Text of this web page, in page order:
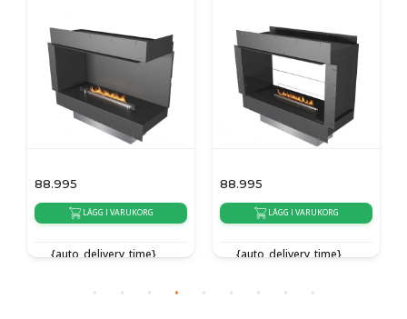
88.995
LÄGG I VARUKORG
{auto_delivery_time}
88.995
LÄGG I VARUKORG
{auto_delivery_time}